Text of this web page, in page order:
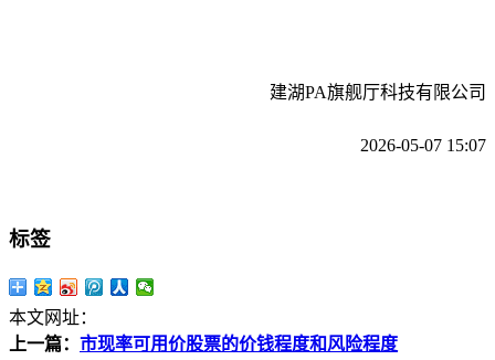
建湖PA旗舰厅科技有限公司
2026-05-07 15:07
标签
本文网址：
上一篇： 市现率可用价股票的价钱程度和风险程度